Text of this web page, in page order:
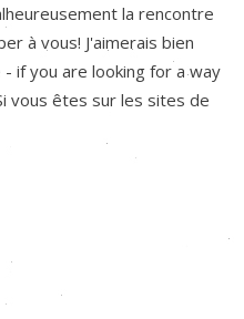
la rencontre
à vous! J'aimerais bien
if you are looking for a way
vous êtes sur les sites de